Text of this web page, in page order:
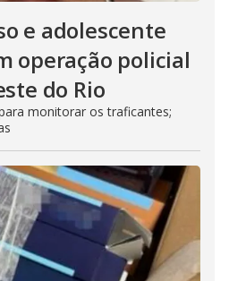
e adolescente
operação policial
do Rio
monitorar os traficantes;